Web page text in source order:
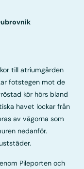
till atriumgården
fotstegen mot de
kör hörs bland
havet lockar från
av vågorna som
nedanför.
Pileporten och